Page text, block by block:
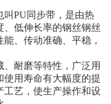
PU同步带，是由热
、低伸长率的钢丝钢丝
、传动准确、平稳，
耐磨等特性，广泛用
用寿命有大幅度的提
艺，使生产操作和设